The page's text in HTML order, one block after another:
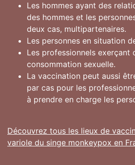
Les hommes ayant des
des hommes et les
deux cas, multipartenaires.
Les personnes en situation
Les professionnels exerçant
consommation sexuelle.
La vaccination peut aussi
par cas pour les
à prendre en charge les
Découvrez tous les lieux de
variole du singe monkeypox en